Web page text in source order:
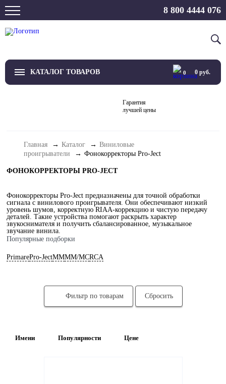
8 800 4444 076
КАТАЛОГ ТОВАРОВ
Проигрыватели
Виниловые проигрыватели
Усилители
Домашние кинотеатры
Портативный Hi-Fi
Наушники
0 0руб.
Главная Каталог
Виниловые
проигрыватели
Фонокорректоры Pro-Ject
ФОНОКОРРЕКТОРЫ PRO-JECT
Фонокорректоры Pro-Ject предназначены для точной обработки
сигнала с винилового проигрывателя. Они обеспечивают низкий
уровень шумов, корректную RIAA-коррекцию и чистую передачу
деталей. Такие устройства помогают раскрыть характер
звукоснимателя и получить сбалансированное, музыкальное
звучание винила.
Популярные подборки
PrimarePro-JectMMMM/MCRCA
Фильтр по товарам Сбросить
Имени Популярности Цене